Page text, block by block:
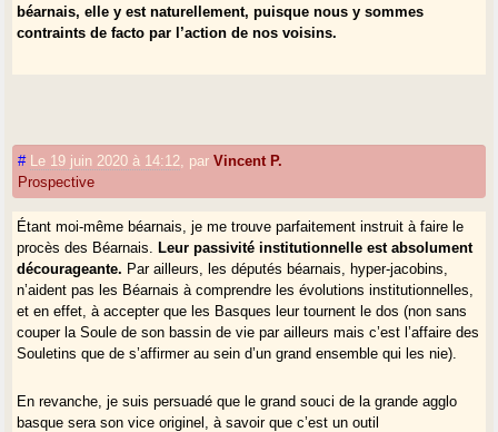
béarnais, elle y est naturellement, puisque nous y sommes
contraints de facto par l’action de nos voisins.
# Le 19 juin 2020 à 14:12 parVincent P.
Prospective
Étant moi-même béarnais, je me trouve parfaitement instruit à faire le
procès des Béarnais.
Leur passivité institutionnelle est absolument
décourageante. Par ailleurs, les députés béarnais, hyper-jacobins,
n’aident pas les Béarnais à comprendre les évolutions institutionnelles,
et en effet, à accepter que les Basques leur tournent le dos (non sans
couper la Soule de son bassin de vie par ailleurs mais c’est l’affaire des
Souletins que de s’affirmer au sein d’un grand ensemble qui les nie).
En revanche, je suis persuadé que le grand souci de la grande agglo
basque sera son vice originel, à savoir que c’est un outil